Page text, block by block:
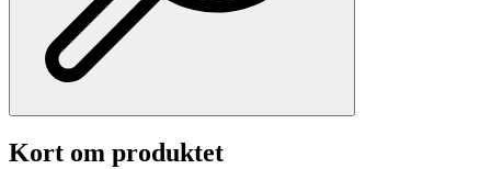
Kort om produktet